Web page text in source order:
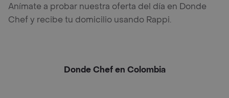
Anímate a probar nuestra oferta del día en Donde
Chef y recibe tu domicilio usando Rappi.
Donde Chef en Colombia